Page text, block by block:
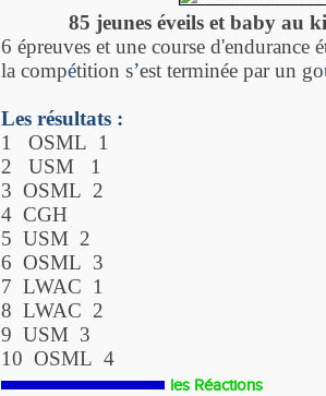
85 jeunes éveils et baby au
6 épreuves et une course d'endurance
la compétition s’est terminée par un go
Les résultats :
1 OSML 1
2 USM 1
3 OSML 2
4 CGH
5 USM 2
6 OSML 3
7 LWAC 1
8 LWAC 2
9 USM 3
10 OSML 4
les Réactions